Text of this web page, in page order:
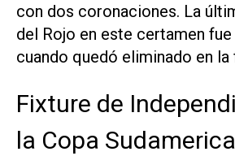
con dos coronaciones. La
del Rojo en este certamen fue
cuando quedó eliminado en la
Fixture de
la Copa